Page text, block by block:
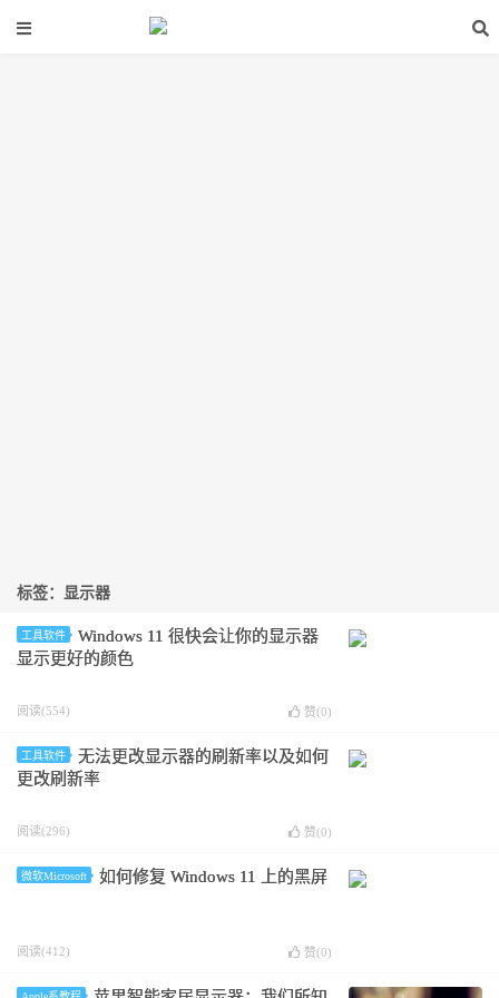
标签：显示器
工具软件
Windows 11 很快会让你的显示器
显示更好的颜色
阅读(554) 赞(0)
工具软件
无法更改显示器的刷新率以及如何
更改刷新率
阅读(296) 赞(0)
微软Microsoft 如何修复 Windows 11 上的黑屏
阅读(412) 赞(0)